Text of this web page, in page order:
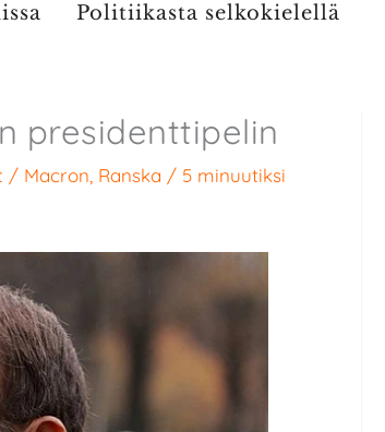
Politiikasta selkokielellä
presidenttipelin
/ Macron Ranska / 5 minuutiksi